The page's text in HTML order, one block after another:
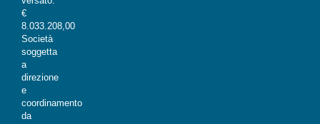
€
8.033.208,00
Società
soggetta
a
direzione
e
coordinamento
da